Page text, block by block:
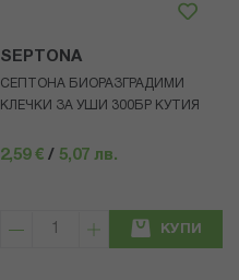
SEPTONA
СЕПТОНА БИОРАЗГРАДИМИ
КЛЕЧКИ ЗА УШИ 300БР КУТИЯ
2,59 € / 5,07 лв.
КУПИ